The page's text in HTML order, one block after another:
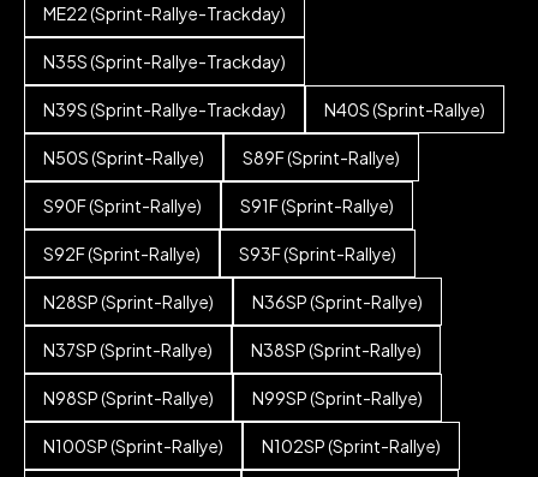
ME22 (Sprint-Rallye-Trackday)
N35S (Sprint-Rallye-Trackday)
N39S (Sprint-Rallye-Trackday) N40S (Sprint-Rallye)
N50S (Sprint-Rallye) S89F (Sprint-Rallye)
S90F (Sprint-Rallye) S91F (Sprint-Rallye)
S92F (Sprint-Rallye) S93F (Sprint-Rallye)
N28SP (Sprint-Rallye) N36SP (Sprint-Rallye)
N37SP (Sprint-Rallye) N38SP (Sprint-Rallye)
N98SP (Sprint-Rallye) N99SP (Sprint-Rallye)
N100SP (Sprint-Rallye) N102SP (Sprint-Rallye)